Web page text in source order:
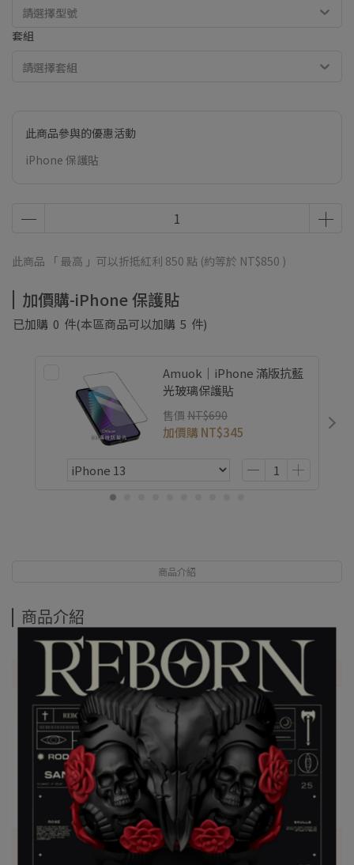
請選擇型號
套組
請選擇套組
此商品參與的優惠活動
iPhone 保護貼
此商品 「 最高 」可以折抵紅利 850 點 (約等於 NT$850 )
加價購-iPhone 保護貼
已加購 0 件(本區商品可以加購 5 件)
Amuok｜iPhone 滿版抗藍
光玻璃保護貼
售價 NT$690
加價購 NT$345
商品介紹
商品介紹